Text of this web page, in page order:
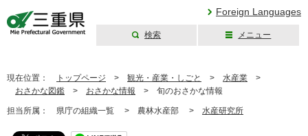
Foreign Languages
検索 メニュー
現在位置： トップページ > 観光・産業・しごと > 水産業 >
おさかな図鑑 > おさかな情報 > 旬のおさかな情報
担当所属： 県庁の組織一覧 > 農林水産部 > 水産研究所